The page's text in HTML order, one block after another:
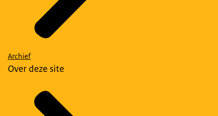
Archief
Over deze site